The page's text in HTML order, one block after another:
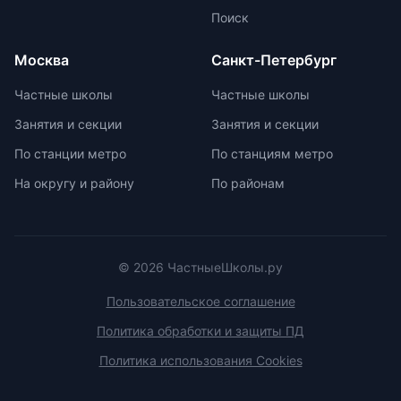
Поиск
Москва
Частные школы
Занятия и секции
По станции метро
На округу и району
Санкт-Петербург
Частные школы
Занятия и секции
По станциям метро
По районам
© 2026 ЧастныеШколы.ру
Пользовательское соглашение
Политика обработки и защиты ПД
Политика использования Cookies